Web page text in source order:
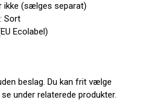
ikke (sælges separat)
Sort
Ecolabel)
beslag. Du kan frit vælge
under relaterede produkter.